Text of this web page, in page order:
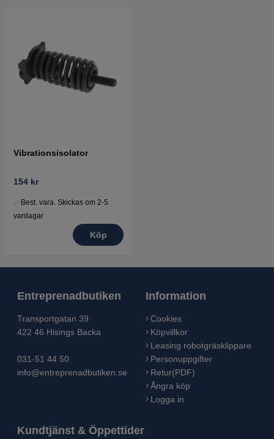
Vibrationsisolator
154 kr
Best. vara. Skickas om 2-5
vardagar
Köp
Entreprenadbutiken
Transportgatan 39
422 46 Hisings Backa
031-51 44 50
info@entreprenadbutiken.se
Information
Cookies
Köpvillkor
Leasing robotgräsklippare
Personuppgifter
Retur(PDF)
Ångra köp
Logga in
Kundtjänst & Öppettider